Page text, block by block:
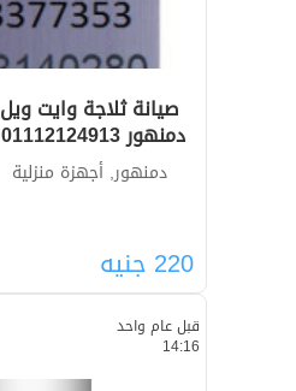
صيانة ثلاجة وايت ويل
دمنهور ‎ 01112124913
دمنهور, أجهزة منزلية
220 جنيه
قبل عام واحد
14:16